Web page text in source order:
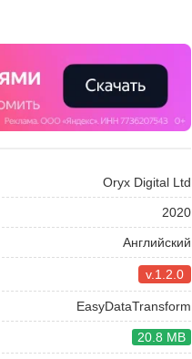
Oryx Digital Ltd
2020
Английский
v.1.2.0
EasyDataTransform
20.8 MB